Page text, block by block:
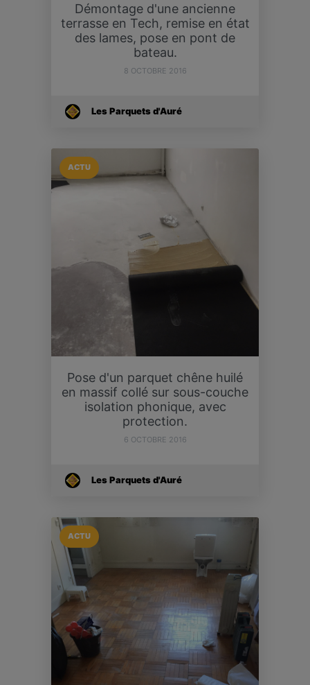
Démontage d'une ancienne
terrasse en Tech, remise en état
des lames, pose en pont de
bateau.
8 OCTOBRE 2016
Les Parquets d'Auré
ACTU
Pose d'un parquet chêne huilé
en massif collé sur sous-couche
isolation phonique, avec
protection.
6 OCTOBRE 2016
Les Parquets d'Auré
ACTU